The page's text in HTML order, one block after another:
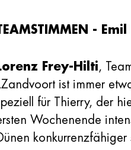
-
Frey-Hilti,
ist immer
für Thierry, der
Wochenende